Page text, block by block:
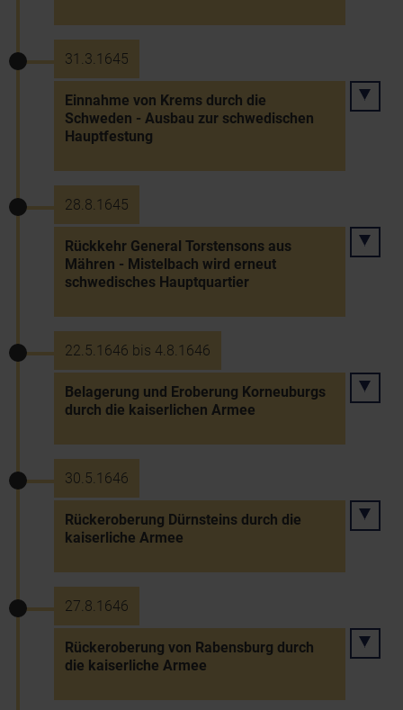
31.3.1645
Einnahme von Krems durch die
Schweden - Ausbau zur schwedischen
Hauptfestung
28.8.1645
Rückkehr General Torstensons aus
Mähren - Mistelbach wird erneut
schwedisches Hauptquartier
22.5.1646 bis 4.8.1646
Belagerung und Eroberung Korneuburgs
durch die kaiserlichen Armee
30.5.1646
Rückeroberung Dürnsteins durch die
kaiserliche Armee
27.8.1646
Rückeroberung von Rabensburg durch
die kaiserliche Armee